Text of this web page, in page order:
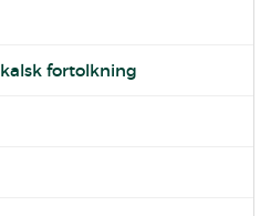
fortolkning